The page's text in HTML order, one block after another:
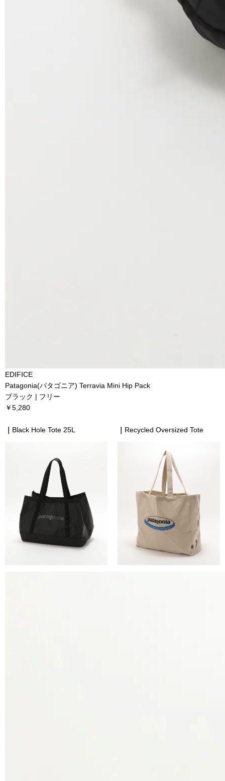
EDIFICE
Patagonia(パタゴニア) Terravia Mini Hip Pack
ブラック | フリー
￥5,280
Black Hole Tote 25L Recycled Oversized Tote